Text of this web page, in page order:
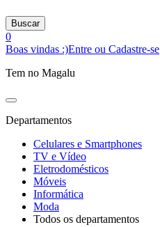
Buscar
0
Boas vindas :)Entre ou Cadastre-se
Tem no Magalu
Departamentos
Celulares e Smartphones
TV e Vídeo
Eletrodomésticos
Móveis
Informática
Moda
Todos os departamentos